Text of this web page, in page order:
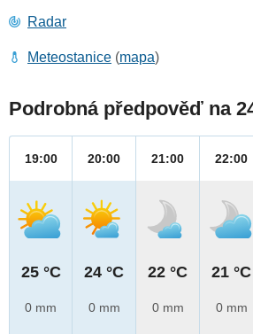
Radar
Meteostanice (mapa)
Podrobná předpověď na
19:00
25 °C
0 mm
20:00
24 °C
0 mm
21:00
22 °C
0 mm
22:00
21 °C
0 mm